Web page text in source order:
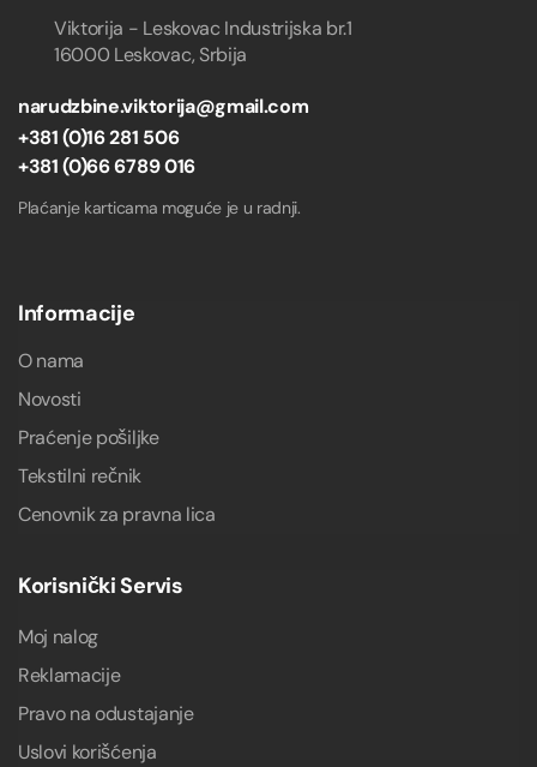
Viktorija - Leskovac Industrijska br.1
16000 Leskovac, Srbija
narudzbine.viktorija@gmail.com
+381 (0)16 281 506
+381 (0)66 6789 016
Plaćanje karticama moguće je u radnji.
Informacije
O nama
Novosti
Praćenje pošiljke
Tekstilni rečnik
Cenovnik za pravna lica
Korisnički Servis
Moj nalog
Reklamacije
Pravo na odustajanje
Uslovi korišćenja